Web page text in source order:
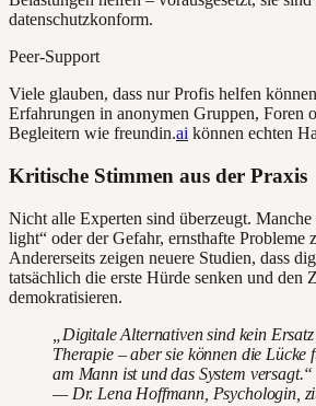
datenschutzkonform.
Peer-Support
Viele glauben, dass nur Profis helfen
Erfahrungen in anonymen Gruppen, Foren
Begleitern wie freundin.ai können echten
Kritische Stimmen aus der Praxis
Nicht alle Experten sind überzeugt.
light“ oder der Gefahr, ernsthafte Probleme
Andererseits zeigen neuere Studien, dass
tatsächlich die erste Hürde senken und den
demokratisieren.
„Digitale Alternativen sind kein
Therapie – aber sie können die Lücke
am Mann ist und das System versagt.“
— Dr. Lena Hoffmann, Psychologin,